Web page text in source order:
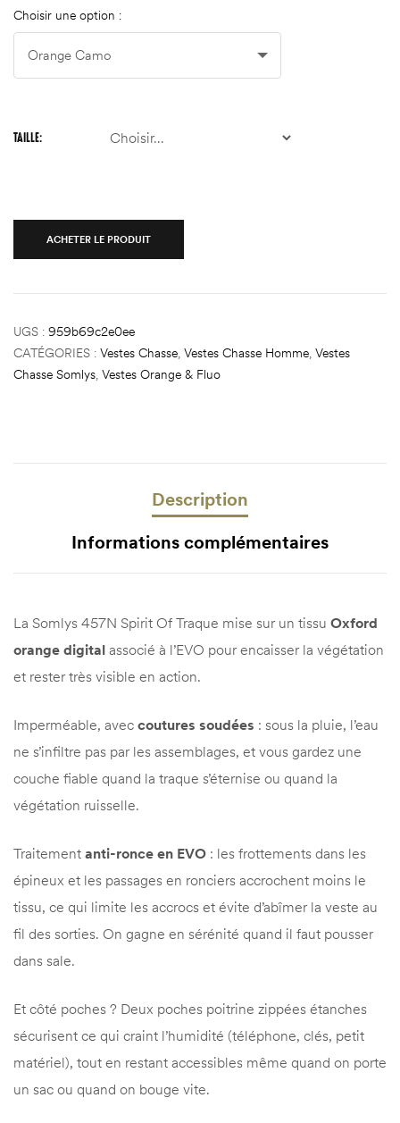
Choisir une option :
TAILLE
ACHETER LE PRODUIT
UGS : 959b69c2e0ee
CATÉGORIES : Vestes Chasse, Vestes Chasse Homme, Vestes
Chasse Somlys, Vestes Orange & Fluo
Description
Informations complémentaires
La Somlys 457N Spirit Of Traque mise sur un tissu Oxford
orange digital associé à l’EVO pour encaisser la végétation
et rester très visible en action.
Imperméable, avec coutures soudées : sous la pluie, l’eau
ne s’infiltre pas par les assemblages, et vous gardez une
couche fiable quand la traque s’éternise ou quand la
végétation ruisselle.
Traitement anti-ronce en EVO : les frottements dans les
épineux et les passages en ronciers accrochent moins le
tissu, ce qui limite les accrocs et évite d’abîmer la veste au
fil des sorties. On gagne en sérénité quand il faut pousser
dans sale.
Et côté poches ? Deux poches poitrine zippées étanches
sécurisent ce qui craint l’humidité (téléphone, clés, petit
matériel), tout en restant accessibles même quand on porte
un sac ou quand on bouge vite.